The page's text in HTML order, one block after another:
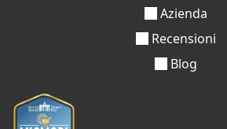
Azienda
Recensioni
Blog